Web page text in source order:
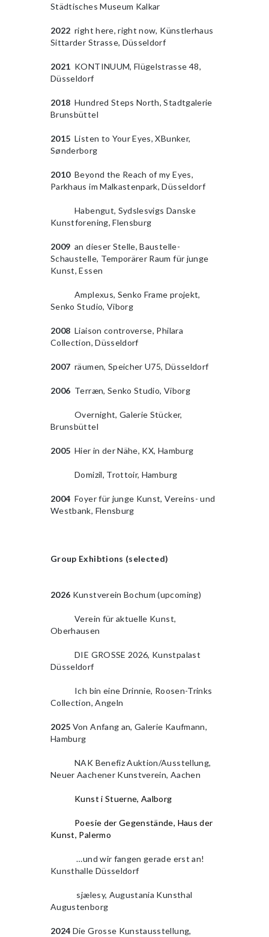
Städtisches Museum Kalkar
2022right here, right now, Künstlerhaus
Sittarder Strasse, Düsseldorf
2021 KONTINUUM, Flügelstrasse 48,
Düsseldorf
2018 Hundred Steps North, Stadtgalerie
Brunsbüttel
2015 Listen to Your Eyes, XBunker,
Sønderborg
2010Beyond the Reach of my Eyes,
Parkhaus im Malkastenpark, Düsseldorf
Habengut, Sydslesvigs Danske
Kunstforening, Flensburg
2009 an dieser Stelle, Baustelle-
Schaustelle, Temporärer Raum für junge
Kunst, Essen
Amplexus, Senko Frame projekt,
Senko Studio, Viborg
2008 Liaison controverse, Philara
Collection, Düsseldorf
2007 räumen, Speicher U75, Düsseldorf
2006 Terræn, Senko Studio, Viborg
Overnight, Galerie Stücker,
Brunsbüttel
2005 Hier in der Nähe, KX, Hamburg
Domizil, Trottoir, Hamburg
2004 Foyer für junge Kunst, Vereins- und
Westbank, Flensburg
Group Exhibtions (selected)
2026 Kunstverein Bochum (upcoming)
Verein für aktuelle Kunst,
Oberhausen
DIE GROSSE 2026, Kunstpalast
Düsseldorf
Ich bin eine Drinnie, Roosen-Trinks
Collection, Angeln
2025 Von Anfang an, Galerie Kaufmann,
Hamburg
NAK Benefiz Auktion/Ausstellung,
Neuer Aachener Kunstverein, Aachen
Kunst i Stuerne, Aalborg
Poesie der Gegenstände, Haus der
Kunst, Palermo
…und wir fangen gerade erst an!
Kunsthalle Düsseldorf
sjælesy, Augustania Kunsthal
Augustenborg
2024 Die Grosse Kunstausstellung,